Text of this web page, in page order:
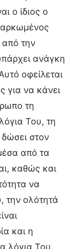
ο ίδιος ο
την
ανάγκη
οφείλεται
για να κάνει
τη
Του, τη
στον
από τα
καθώς και
να
την ολότητά
και η
λόγια Του.